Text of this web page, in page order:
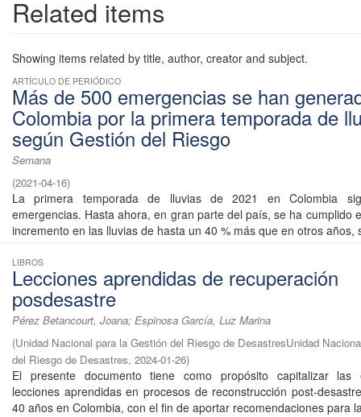
Related items
Showing items related by title, author, creator and subject.
ARTÍCULO DE PERIÓDICO
Más de 500 emergencias se han
Colombia por la primera temporada de
según Gestión del Riesgo
Semana
(2021-04-16)
La primera temporada de lluvias de 2021 en Colombia
emergencias. Hasta ahora, en gran parte del país, se ha cumplido
incremento en las lluvias de hasta un 40 % más que en otros años,
LIBROS
Lecciones aprendidas de recuperación
posdesastre
Pérez Betancourt, Joana; Espinosa García, Luz Marina
(Unidad Nacional para la Gestión del Riesgo de DesastresUnidad
del Riesgo de Desastres, 2024-01-26)
El presente documento tiene como propósito capitalizar las
lecciones aprendidas en procesos de reconstrucción post-
40 años en Colombia, con el fin de aportar recomendaciones para